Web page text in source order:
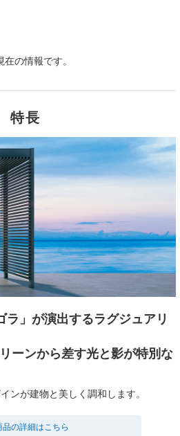
の情報です。
特長
ラ」が演出するラグジュアリ
ーンから差す光と影が特別な
ンが建物と美しく調和します。
品の詳細はこちら